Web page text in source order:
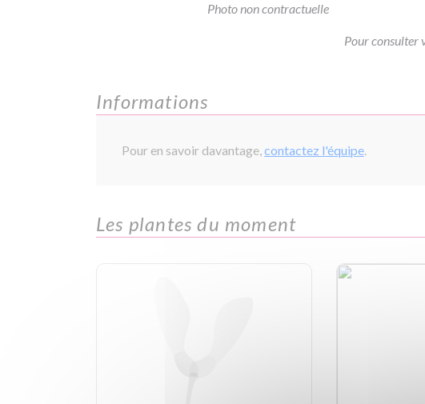
Photo non contractuelle
Pour consulter
Informations
Pour en savoir davantage,contactez l'équipe.
Les plantes du moment